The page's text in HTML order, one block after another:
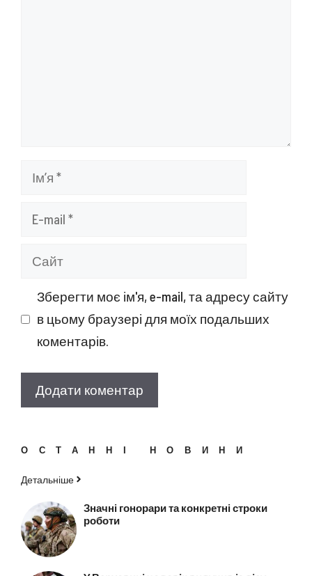
Ім’я
Сайт
Зберегти моє ім'я, e-mail, та адресу сайту
в цьому браузері для моїх подальших
коментарів.
ОСТАННІ НОВИНИ
Детальніше
Значні гонорари та конкретні строки
роботи